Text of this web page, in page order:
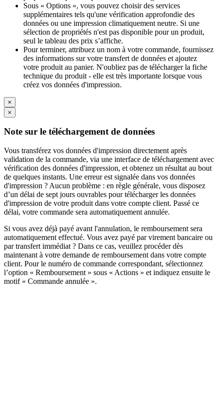
Sous « Options », vous pouvez choisir des services
supplémentaires tels qu'une vérification approfondie des
données ou une impression climatiquement neutre. Si une
sélection de propriétés n'est pas disponible pour un produit,
seul le tableau des prix s’affiche.
Pour terminer, attribuez un nom à votre commande, fournissez
des informations sur votre transfert de données et ajoutez
votre produit au panier. N'oubliez pas de télécharger la fiche
technique du produit - elle est très importante lorsque vous
créez vos données d'impression.
×
×
Note sur le téléchargement de données
Vous transférez vos données d'impression directement après
validation de la commande, via une interface de téléchargement avec
vérification des données d'impression, et obtenez un résultat au bout
de quelques instants. Une erreur est signalée dans vos données
d'impression ? Aucun problème : en règle générale, vous disposez
d’un délai de sept jours ouvrables pour télécharger les données
d'impression de votre produit dans votre compte client. Passé ce
délai, votre commande sera automatiquement annulée.
Si vous avez déjà payé avant l'annulation, le remboursement sera
automatiquement effectué. Vous avez payé par virement bancaire ou
par transfert immédiat ? Dans ce cas, veuillez procéder dès
maintenant à votre demande de remboursement dans votre compte
client. Pour le numéro de commande correspondant, sélectionnez
l’option « Remboursement » sous « Actions » et indiquez ensuite le
motif « Commande annulée ».